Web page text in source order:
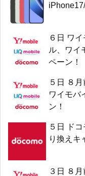
６日 ワ
ル、ワイ
ペーン！
５日 ８
ワイモバ
ン！
５日 ド
り換えキ
３日 ８